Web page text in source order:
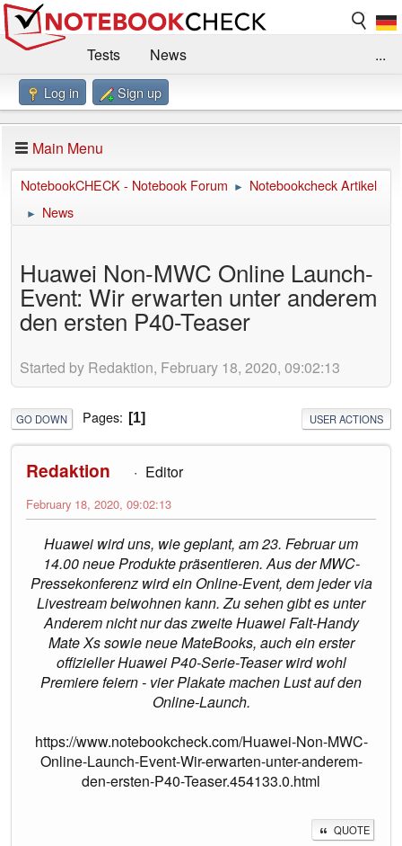
Tests
News
Benchmarks / Technik
Forum
Impressum
...
Log in Sign up
Main Menu
NotebookCHECK - Notebook Forum ► Notebookcheck Artikel
► News
Huawei Non-MWC Online Launch-
Event: Wir erwarten unter anderem
den ersten P40-Teaser
Started by Redaktion, February 18, 2020, 09:02:13
GO DOWN Pages 1 USER ACTIONS
Redaktion Editor
February 18, 2020, 09:02:13
Huawei wird uns, wie geplant, am 23. Februar um
14.00 neue Produkte präsentieren. Aus der MWC-
Pressekonferenz wird ein Online-Event, dem jeder via
Livestream beiwohnen kann. Zu sehen gibt es unter
Anderem nicht nur das zweite Huawei Falt-Handy
Mate Xs sowie neue MateBooks, auch ein erster
offizieller Huawei P40-Serie-Teaser wird wohl
Premiere feiern - vier Plakate machen Lust auf den
Online-Launch.
https://www.notebookcheck.com/Huawei-Non-MWC-
Online-Launch-Event-Wir-erwarten-unter-anderem-
den-ersten-P40-Teaser.454133.0.html
QUOTE